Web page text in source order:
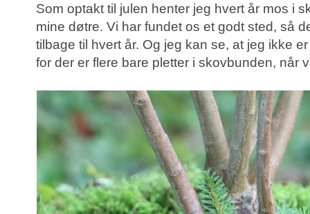
Som optakt til julen henter jeg hvert år mos i
mine døtre. Vi har fundet os et godt sted, så
tilbage til hvert år. Og jeg kan se, at jeg ikke
for der er flere bare pletter i skovbunden, når